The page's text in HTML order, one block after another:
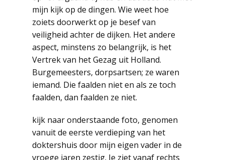
mijn kijk op de dingen. Wie weet hoe
zoiets doorwerkt op je besef van
veiligheid achter de dijken. Het andere
aspect, minstens zo belangrijk, is het
Vertrek van het Gezag uit Holland.
Burgemeesters, dorpsartsen; ze waren
iemand. Die faalden niet en als ze toch
faalden, dan faalden ze niet.
kijk naar onderstaande foto, genomen
vanuit de eerste verdieping van het
doktershuis door mijn eigen vader in de
vroege jaren zestig. Je ziet vanaf rechts